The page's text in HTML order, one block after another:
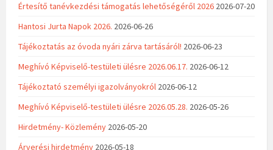
Értesítő tanévkezdési támogatás lehetőségéről 2026 2026-07-20
Hantosi Jurta Napok 2026. 2026-06-26
Tájékoztatás az óvoda nyári zárva tartásáról! 2026-06-23
Meghívó Képviselő-testületi ülésre 2026.06.17. 2026-06-12
Tájékoztató személyi igazolványokról 2026-06-12
Meghívó Képviselő-testületi ülésre 2026.05.28. 2026-05-26
Hirdetmény- Közlemény 2026-05-20
Árverési hirdetmény 2026-05-18